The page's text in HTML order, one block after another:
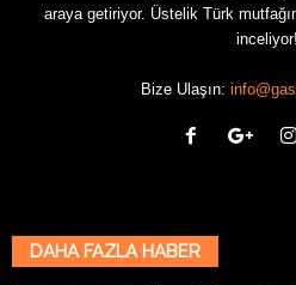
araya getiriyor. Üstelik Türk
inceliyor!
Bize Ulaşın:
DAHA FAZLA HABER